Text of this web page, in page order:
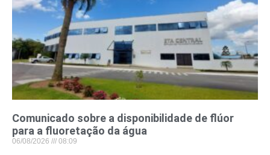
Comunicado sobre a disponibilidade de flúor
para a fluoretação da água
06/08/2026 08:09